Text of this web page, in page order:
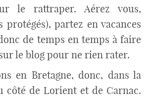
le rattraper. Aérez vous,
protégés), partez en vacances
de temps en temps à faire
le blog pour ne rien rater.
en Bretagne, donc, dans la
côté de Lorient et de Carnac.